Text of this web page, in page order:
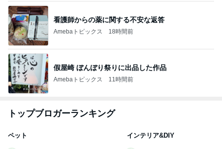
看護師からの薬に関する不安な返答
Amebaトピックス 18時間前
假屋崎 ぼんぼり祭りに出品した作品
Amebaトピックス 11時間前
トップブロガーランキング
ペット インテリア&DIY